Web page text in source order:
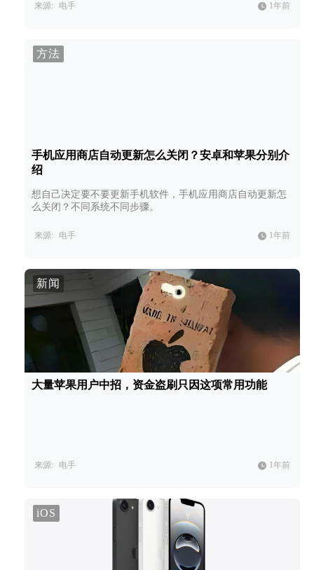
来源: 电手 1年前
方法
手机应用商店自动更新怎么关闭？安卓和苹果分别介
绍
想自己决定要不要更新手机软件，手机应用商店自动更新怎
么关闭？不同系统不同步骤。
来源: 电手 1年前
新闻
大量苹果用户中招，资金盗刷只因这项常用功能
来源: 电手 1年前
iOS